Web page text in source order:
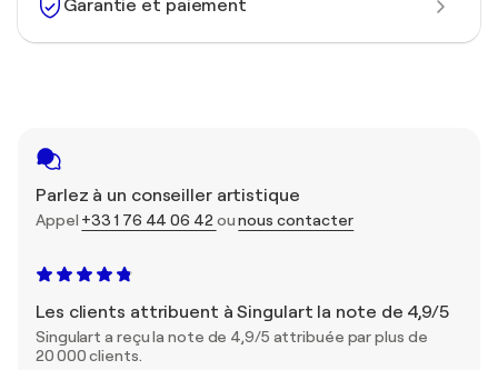
Garantie et paiement
Parlez à un conseiller artistique
Appel +33 1 76 44 06 42 ounous contacter
Les clients attribuent à Singulart la note de 4,9/5
Singulart a reçu la note de 4,9/5 attribuée par plus de
20 000 clients.